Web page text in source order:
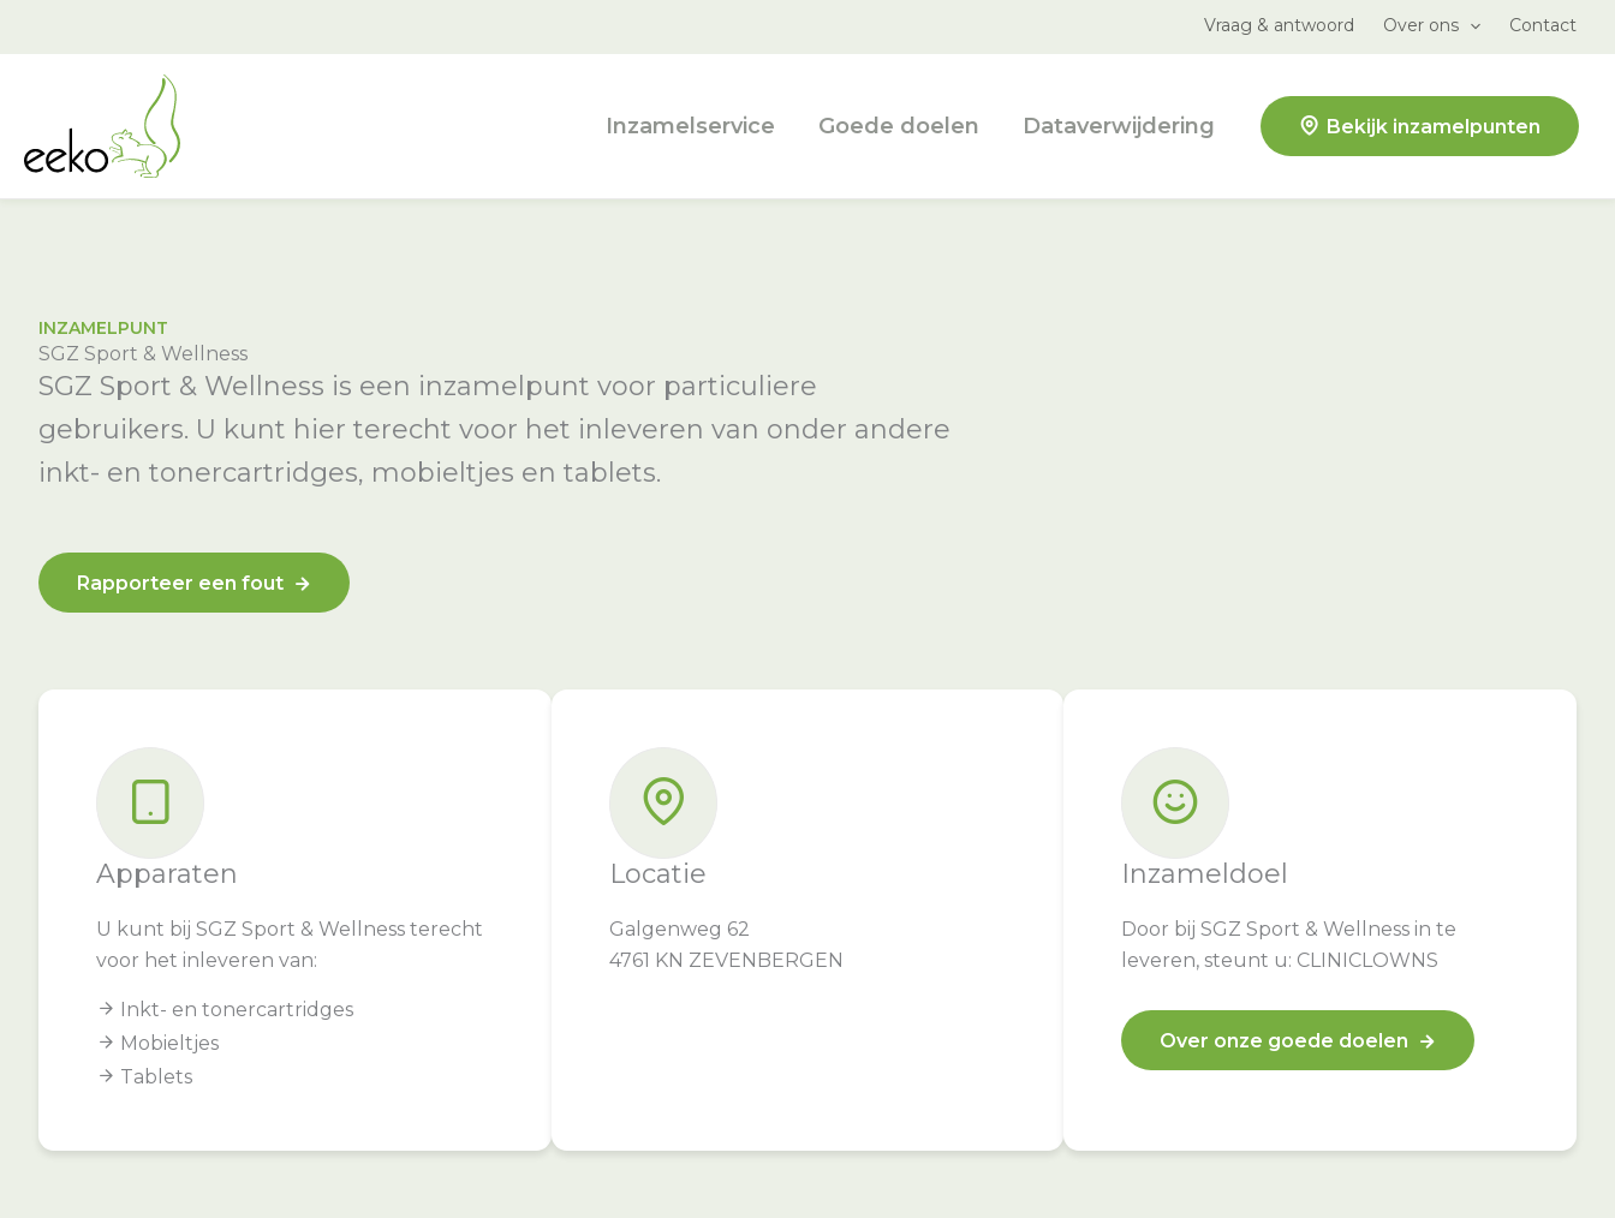
Vraag & antwoord Over ons Contact
Inzamelservice Goede doelen Dataverwijdering Bekijk inzamelpunten
INZAMELPUNT
SGZ Sport & Wellness
SGZ Sport & Wellness is een inzamelpunt voor particuliere
gebruikers. U kunt hier terecht voor het inleveren van onder andere
inkt- en tonercartridges, mobieltjes en tablets.
Rapporteer een fout
Apparaten
U kunt bij SGZ Sport & Wellness terecht
voor het inleveren van:
Inkt- en tonercartridges
Mobieltjes
Tablets
Locatie
Galgenweg 62
4761 KN ZEVENBERGEN
Inzameldoel
Door bij SGZ Sport & Wellness in te
leveren, steunt u: CLINICLOWNS
Over onze goede doelen